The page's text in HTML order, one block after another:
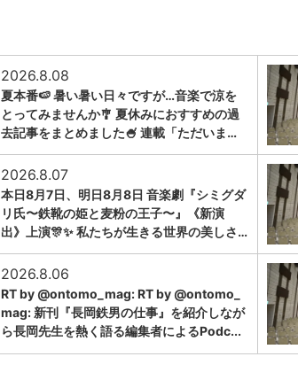
2026.8.08
夏本番🍉 暑い暑い日々ですが…音楽で涼を
とってみませんか🎐 夏休みにおすすめの過
去記事をまとめました🍧 連載「ただいま…
2026.8.07
本日8月7日、明日8月8日 音楽劇『シミグダ
リ氏〜鉄靴の姫と麦粉の王子〜』《新演
出》上演🎊✨ 私たちが生きる世界の美しさ…
2026.8.06
RT by @ontomo_mag: RT by @ontomo_
mag: 新刊『長岡鉄男の仕事』を紹介しなが
ら長岡先生を熱く語る編集者によるPodc...